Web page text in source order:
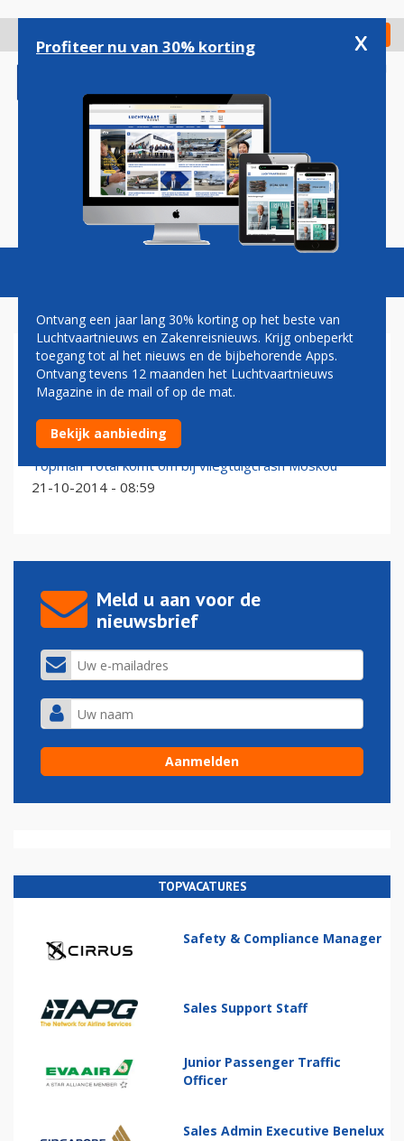
gaan
Check in
Magazine Podcasts Vacatures
DASSAULT FALCON
Business jet president Maduro in beslag genomen
02-09-2024 - 19:25
Topman Total komt om bij vliegtuigcrash Moskou
21-10-2014 - 08:59
Meld u aan voor de
nieuwsbrief
TOPVACATURES
Safety & Compliance Manager
Sales Support Staff
Junior Passenger Traffic
Officer
Sales Admin Executive Benelux
Profiteer nu van 30% korting x
Ontvang een jaar lang 30% korting op het beste van
Luchtvaartnieuws en Zakenreisnieuws. Krijg onbeperkt
toegang tot al het nieuws en de bijbehorende Apps.
Ontvang tevens 12 maanden het Luchtvaartnieuws
Magazine in de mail of op de mat.
Bekijk aanbieding